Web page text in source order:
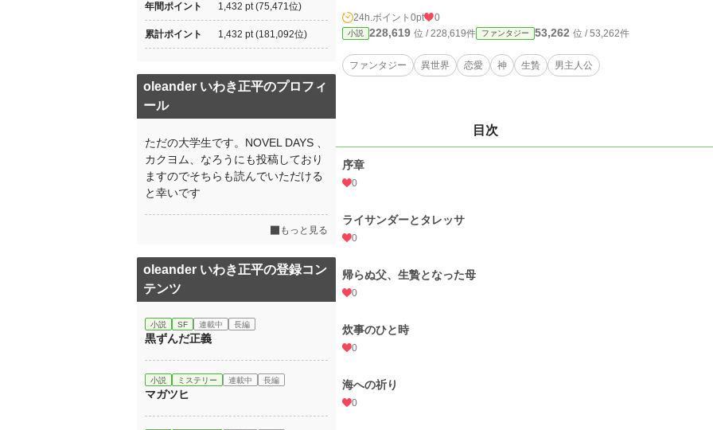
24h.ポイント 0pt 0
小説 228,619 位 / 228,619件 ファンタジー 53,262 位 / 53,262件
ファンタジー 異世界 恋愛 神 生贄 男主人公
目次
序章
0
ライサンダーとタレッサ
0
帰らぬ父、生贄となった母
0
炊事のひと時
0
海への祈り
0
年間ポイント 1,432 pt (75,471位)
累計ポイント 1,432 pt (181,092位)
oleander いわき正平のプロフィ
ール
ただの大学生です。NOVEL DAYS 、
カクヨム、なろうにも投稿しており
ますのでそちらも読んでいただける
と幸いです
もっと見る
oleander いわき正平の登録コン
テンツ
小説 SF 連載中 長編
黒ずんだ正義
小説 ミステリー 連載中 長編
マガツヒ